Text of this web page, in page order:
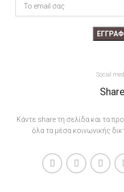
Social
Share
Κάντε share τη σελίδα και τα
όλα τα μέσα κοινωνικής